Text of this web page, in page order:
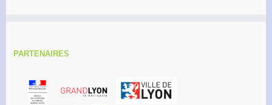
PARTENAIRES